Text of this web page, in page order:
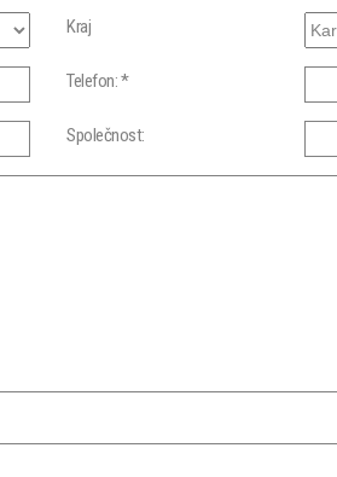
Kraj
Telefon: *
Společnost: